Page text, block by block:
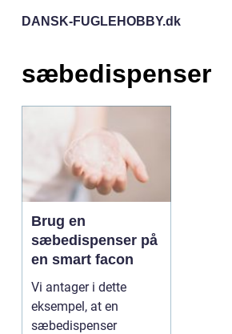
DANSK-FUGLEHOBBY.dk
sæbedispenser
Brug en
sæbedispenser på
en smart facon
Vi antager i dette
eksempel, at en
sæbedispenser